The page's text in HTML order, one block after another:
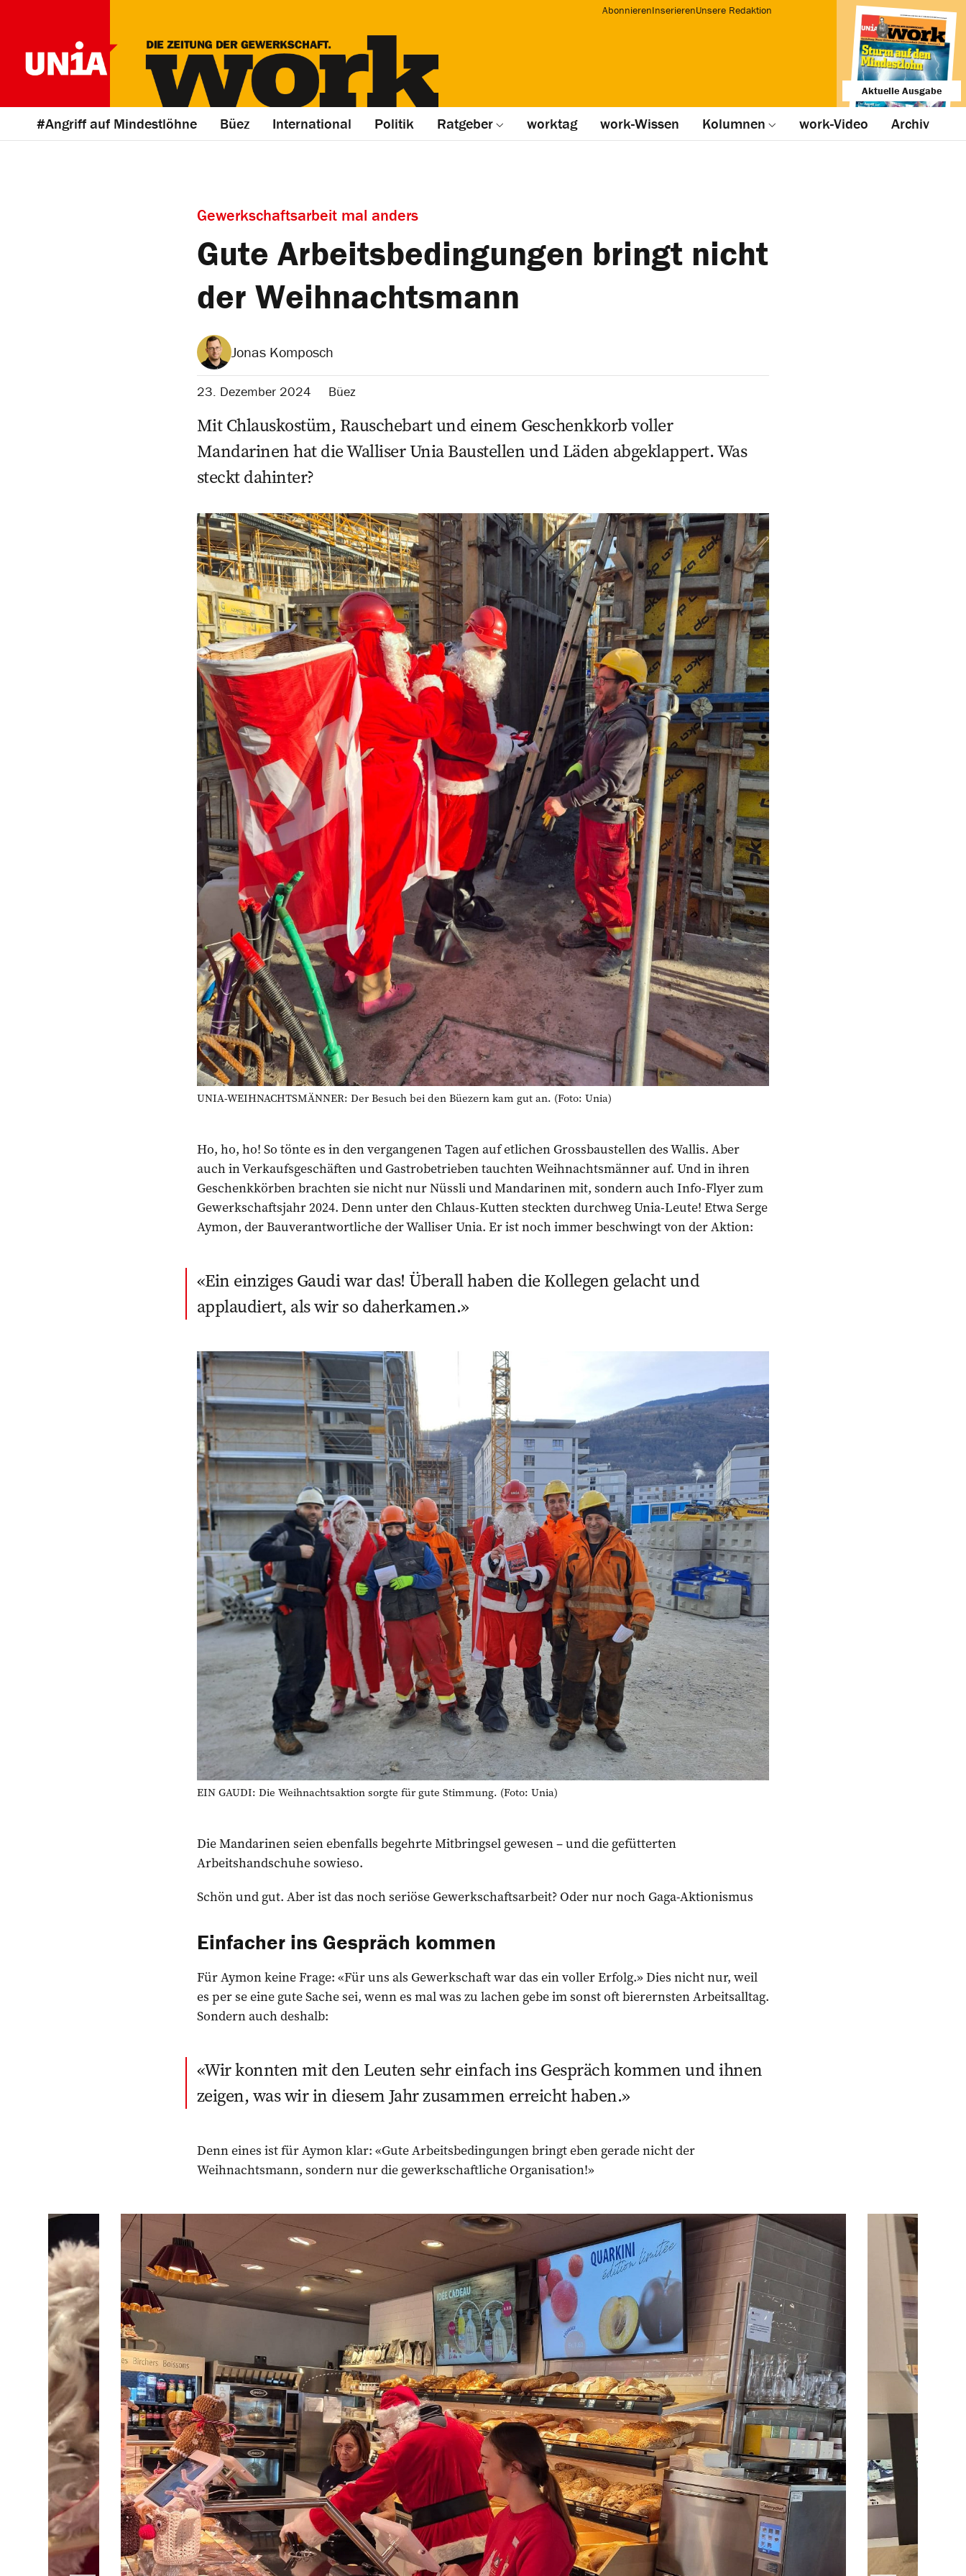
AbonnierenInserierenUnsere Redaktion
Aktuelle Ausgabe
#Angriff auf Mindestlöhne Büez International Politik Ratgeber worktag work-Wissen Kolumnen work-Video Archiv
Gewerkschaftsarbeit mal anders
Gute Arbeitsbedingungen bringt nicht
der Weihnachtsmann
Jonas Komposch
23. Dezember 2024 Büez
Mit Chlauskostüm, Rauschebart und einem Geschenkkorb voller
Mandarinen hat die Walliser Unia Baustellen und Läden abgeklappert. Was
steckt dahinter?
UNIA-WEIHNACHTSMÄNNER: Der Besuch bei den Büezern kam gut an. (Foto: Unia)
Ho, ho, ho! So tönte es in den vergangenen Tagen auf etlichen Grossbaustellen des Wallis. Aber
auch in Verkaufsgeschäften und Gastrobetrieben tauchten Weihnachtsmänner auf. Und in ihren
Geschenkkörben brachten sie nicht nur Nüssli und Mandarinen mit, sondern auch Info-Flyer zum
Gewerkschaftsjahr 2024. Denn unter den Chlaus-Kutten steckten durchweg Unia-Leute! Etwa Serge
Aymon, der Bauverantwortliche der Walliser Unia. Er ist noch immer beschwingt von der Aktion:
Ein einziges Gaudi war das! Überall haben die Kollegen gelacht und
applaudiert, als wir so daherkamen.
EIN GAUDI: Die Weihnachtsaktion sorgte für gute Stimmung. (Foto: Unia)
Die Mandarinen seien ebenfalls begehrte Mitbringsel gewesen – und die gefütterten
Arbeitshandschuhe sowieso.
Schön und gut. Aber ist das noch seriöse Gewerkschaftsarbeit? Oder nur noch Gaga-Aktionismus
Einfacher ins Gespräch kommen
Für Aymon keine Frage: «Für uns als Gewerkschaft war das ein voller Erfolg.» Dies nicht nur, weil
es per se eine gute Sache sei, wenn es mal was zu lachen gebe im sonst oft bierernsten Arbeitsalltag.
Sondern auch deshalb:
Wir konnten mit den Leuten sehr einfach ins Gespräch kommen und ihnen
zeigen, was wir in diesem Jahr zusammen erreicht haben.
Denn eines ist für Aymon klar: «Gute Arbeitsbedingungen bringt eben gerade nicht der
Weihnachtsmann, sondern nur die gewerkschaftliche Organisation!»